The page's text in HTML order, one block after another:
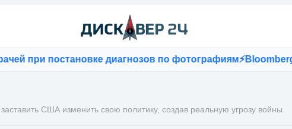
постановке диагнозов по фотографиям⚡Bloomberg: если
США изменить свою политику, создав реальную угрозу войны